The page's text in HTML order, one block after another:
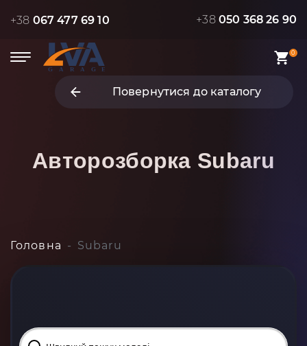
+38 067 477 69 10 +38 050 368 26 90
0
Повернутися до каталогу
Авторозборка Subaru
Головна Subaru